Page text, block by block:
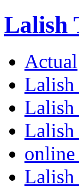
Lalish
Actual
Lalish
Lalish
Lalish
Lalish